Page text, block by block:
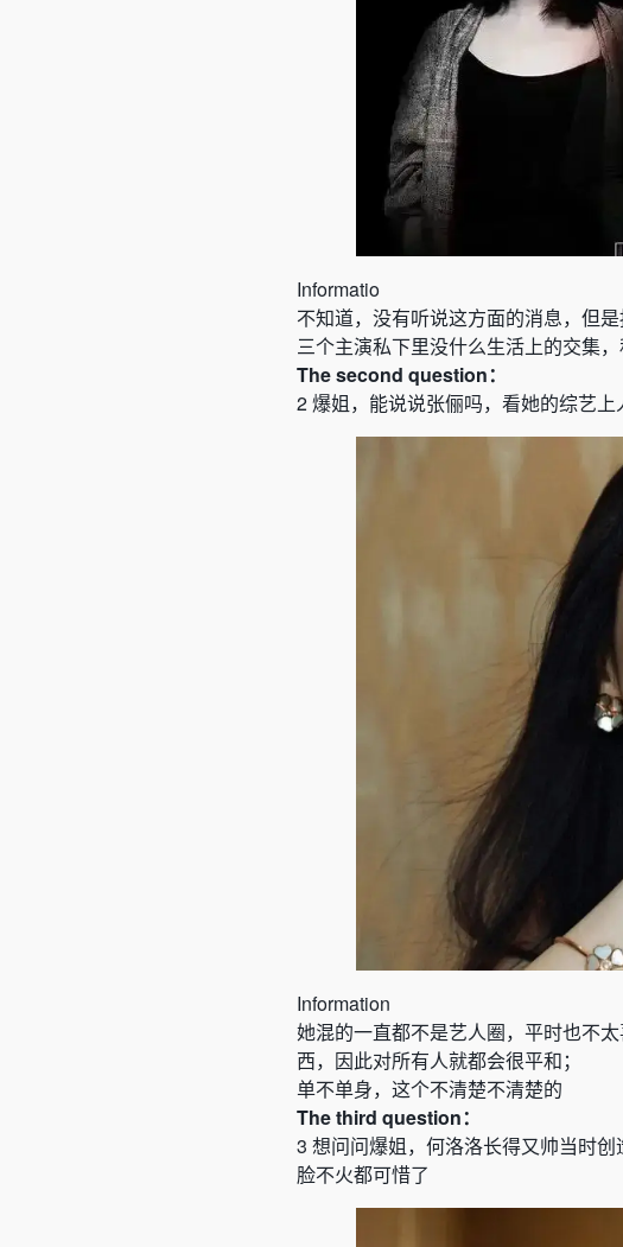
Informatio
不知道，没有听说这方面的消息，但
三个主演私下里没什么生活上的交集
Thesecond question：
2爆姐，能说说张俪吗，看她的综艺
Information
她混的一直都不是艺人圈，平时也不
西，因此对所有人就都会很平和；
单不单身，这个不清楚不清楚的
Thethird question：
3 想问问爆姐，何洛洛长得又帅当时
脸不火都可惜了